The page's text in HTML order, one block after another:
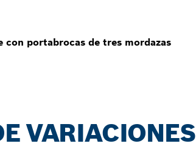
portabrocas de tres mordazas
VARIACIONES